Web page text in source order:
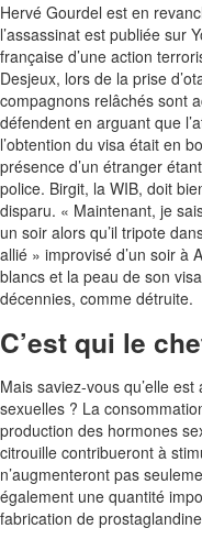
Hervé Gourdel est en
l’assassinat est publiée sur
française d’une action
Desjeux, lors de la prise
compagnons relâchés sont
défendent en arguant que
l’obtention du visa était en
présence d’un étranger
police. Birgit, la WIB, doit
disparu. « Maintenant, je
un soir alors qu’il tripote
allié » improvisé d’un soir à
blancs et la peau de son
décennies, comme détruite.
C’est qui le
Mais saviez-vous qu’elle
sexuelles ? La
production des hormones
citrouille contribueront à
n’augmenteront pas
également une quantité
fabrication de